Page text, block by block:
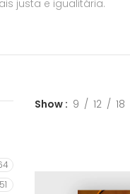
justa e igualitária.
51
Show 9 12 18